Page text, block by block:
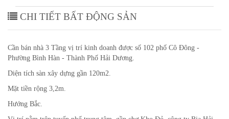
CHI TIẾT BẤT ĐỘNG SẢN
Cần bán nhà 3 Tầng vị trí kinh doanh được số 102 phố Cô Đông -
Phường Bình Hàn - Thành Phố Hải Dương.
Diện tích sàn xây dựng gần 120m2.
Mặt tiền rộng 3,2m.
Hướng Bắc.